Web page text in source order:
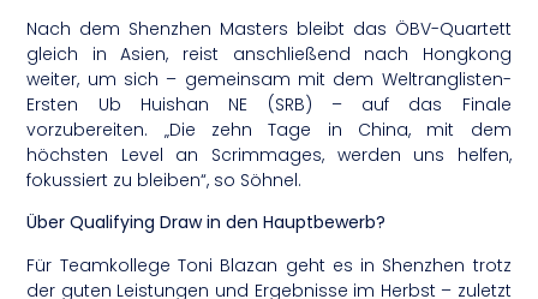
Nach dem Shenzhen Masters bleibt das ÖBV-Quartett
gleich in Asien, reist anschließend nach Hongkong
weiter, um sich – gemeinsam mit dem Weltranglisten-
Ersten Ub Huishan NE (SRB) – auf das Finale
vorzubereiten. „Die zehn Tage in China, mit dem
höchsten Level an Scrimmages, werden uns helfen,
fokussiert zu bleiben“, so Söhnel.
Über Qualifying Draw in den Hauptbewerb?
Für Teamkollege Toni Blazan geht es in Shenzhen trotz
der guten Leistungen und Ergebnisse im Herbst – zuletzt